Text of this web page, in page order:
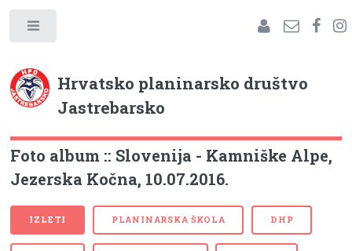
Hrvatsko planinarsko društvo
Jastrebarsko
Foto album :: Slovenija - Kamniške Alpe,
Jezerska Kočna, 10.07.2016.
IZLETI PLANINARSKA ŠKOLA DHP